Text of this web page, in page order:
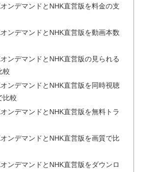
ンデマンドとNHK直営版を料金の支
ンデマンドとNHK直営版を動画本数
ンデマンドとNHK直営版の見られる
較
ンデマンドとNHK直営版を同時視聴
比較
ンデマンドとNHK直営版を無料トラ
ンデマンドとNHK直営版を画質で比
ンデマンドとNHK直営版をダウンロ